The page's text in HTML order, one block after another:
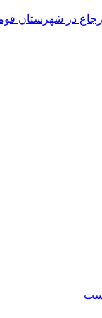
ارجاع در شهرستان